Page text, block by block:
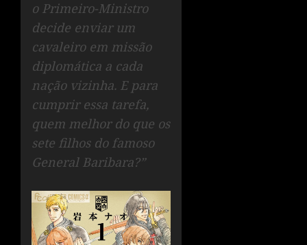
o Primeiro-Ministro
decide enviar um
cavaleiro em missão
diplomática a cada
nação vizinha. E para
cumprir essa tarefa,
quem melhor do que os
sete filhos do famoso
General Baribara?”